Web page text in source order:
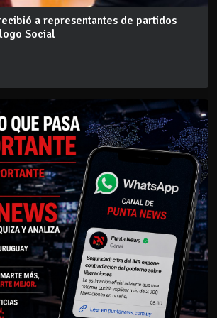
a representantes de partidos
Social